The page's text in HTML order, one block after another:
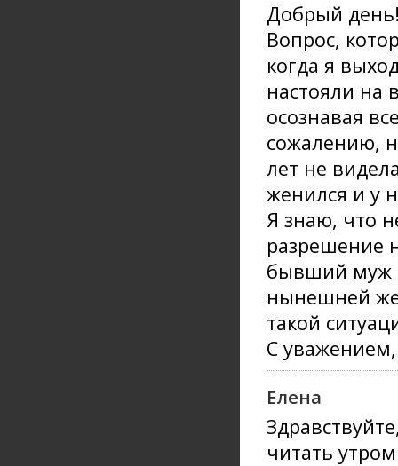
Добрый
Вопрос,
когда я
настояли на
осознавая
сожалению,
лет не
женился и у
Я знаю, что
разрешение
бывший муж
нынешней
такой
С
Елена
читать